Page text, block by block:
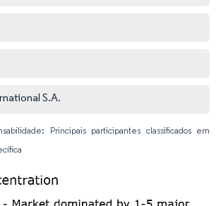
S.A.
Principais participantes classificados em